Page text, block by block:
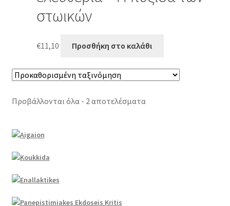
στωικών
€11,10 Προσθήκη στο καλάθι
Προβάλλονται όλα - 2 αποτελέσματα